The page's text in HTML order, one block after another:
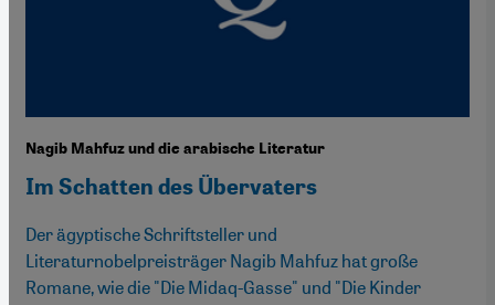
Nagib Mahfuz und die arabische Literatur
Im Schatten des Übervaters
Der ägyptische Schriftsteller und
Literaturnobelpreisträger Nagib Mahfuz hat große
Romane, wie die "Die Midaq-Gasse" und "Die Kinder